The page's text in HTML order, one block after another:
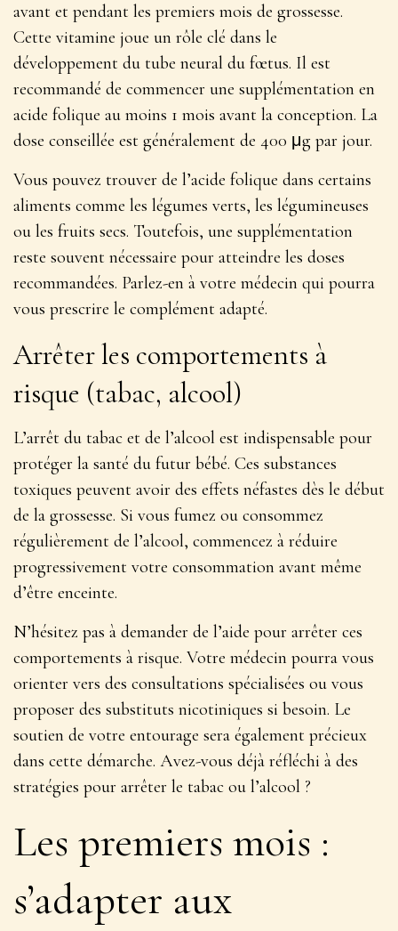
avant et pendant les premiers mois de grossesse.
Cette vitamine joue un rôle clé dans le
développement du tube neural du fœtus. Il est
recommandé de commencer une supplémentation en
acide folique au moins 1 mois avant la conception. La
dose conseillée est généralement de 400 μg par jour.
Vous pouvez trouver de l’acide folique dans certains
aliments comme les légumes verts, les légumineuses
ou les fruits secs. Toutefois, une supplémentation
reste souvent nécessaire pour atteindre les doses
recommandées. Parlez-en à votre médecin qui pourra
vous prescrire le complément adapté.
Arrêter les comportements à
risque (tabac, alcool)
L’arrêt du tabac et de l’alcool est indispensable pour
protéger la santé du futur bébé. Ces substances
toxiques peuvent avoir des effets néfastes dès le début
de la grossesse. Si vous fumez ou consommez
régulièrement de l’alcool, commencez à réduire
progressivement votre consommation avant même
d’être enceinte.
N’hésitez pas à demander de l’aide pour arrêter ces
comportements à risque. Votre médecin pourra vous
orienter vers des consultations spécialisées ou vous
proposer des substituts nicotiniques si besoin. Le
soutien de votre entourage sera également précieux
dans cette démarche. Avez-vous déjà réfléchi à des
stratégies pour arrêter le tabac ou l’alcool ?
Les premiers mois :
s’adapter aux